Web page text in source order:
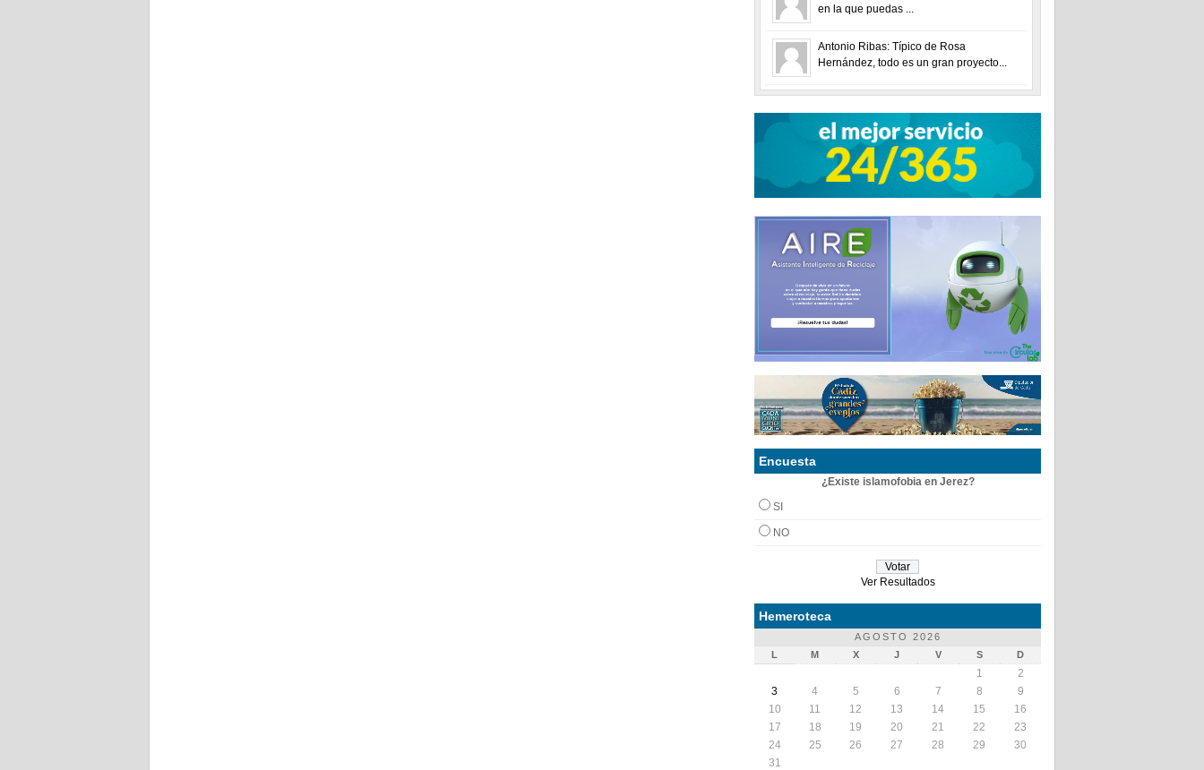
en la que puedas ...
Antonio Ribas: Típico de Rosa
Hernández, todo es un gran proyecto...
Encuesta
¿Existe islamofobia en Jerez?
SI
NO
Ver Resultados
Hemeroteca
AGOSTO 2026
L
M X J V S D
1
2
3
4 5 6 7 8
9
10
11 12 13 14 15
16
17
18 19 20 21 22
23
24
25 26 27 28 29
30
31